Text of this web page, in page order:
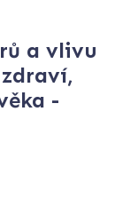
a vlivu
-